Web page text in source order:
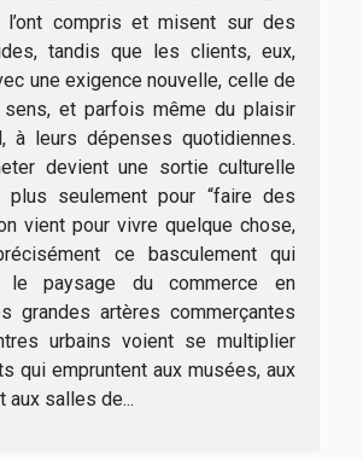
l’ont compris et misent sur des
tandis que les clients, eux,
une exigence nouvelle, celle de
sens, et parfois même du plaisir
à leurs dépenses quotidiennes.
devient une sortie culturelle
plus seulement pour “faire des
vient pour vivre quelque chose,
ce basculement qui
le paysage du commerce en
grandes artères commerçantes
urbains voient se multiplier
qui empruntent aux musées, aux
salles de...